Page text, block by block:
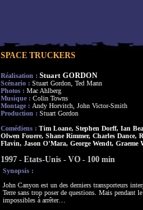
SPACE TRUCKERS
Réalisation : Stuart GORDON
Scénario : Stuart Gordon, Ted Mann
Photos : Mac Ahlberg
Musique : Colin Towns
Montage : Andy Horvitch, John Victor-Smith
Production : Stuart Gordon
Comédiens : Tim Loane, Stephen Dorff, Ian
Olwen Fouere, Shane Rimmer, Charles Dance,
Flavin, Jason O'Mara, George Wendt,
1997 - Etats-Unis - VO - 100 min
Synopsis :
John Canyon est un des derniers transporteurs
Terre sans trop poser de questions. Mais pendant
impossibles à arrêter…